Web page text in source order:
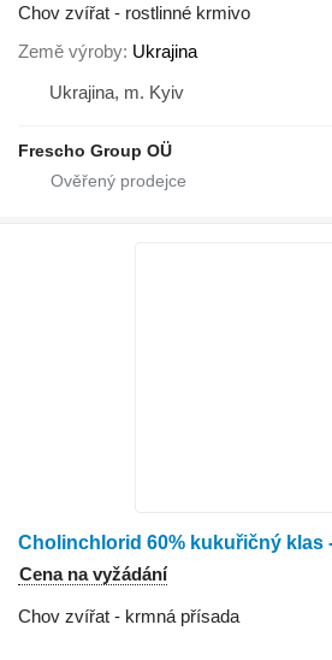
Chov zvířat - rostlinné krmivo
Země výroby Ukrajina
Ukrajina, m. Kyiv
Frescho Group OÜ
Cholinchlorid 60% kukuřičný klas
Cena na vyžádání
Chov zvířat - krmná přísada